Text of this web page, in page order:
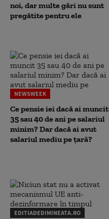
noi, dar multe gări nu sunt
pregătite pentru ele
NEWSWEEK
Ce pensie iei dacă ai muncit
35 sau 40 de ani pe salariul
minim? Dar dacă ai avut
salariul mediu pe țară?
EDITIADEDIMINEATA.RO